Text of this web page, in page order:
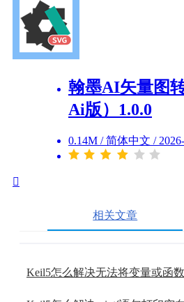
翰墨AI矢量图
Ai版）1.0.0
0.14M / 简体中文 /
相关文章